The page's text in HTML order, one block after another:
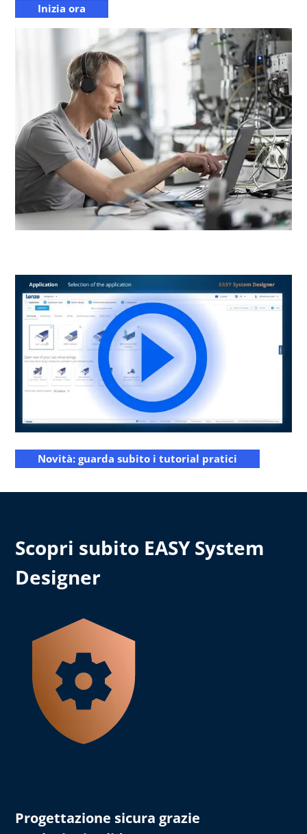
Inizia ora
Novità: guarda subito i tutorial pratici
Scopri subito EASY System
Designer
Progettazione sicura grazie